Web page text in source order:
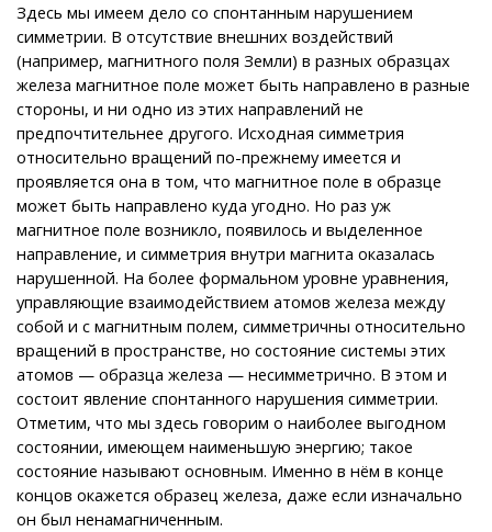
Здесь мы имеем дело со спонтанным нарушением
симметрии. В отсутствие внешних воздействий
(например, магнитного поля Земли) в разных образцах
железа магнитное поле может быть направлено в разные
стороны, и ни одно из этих направлений не
предпочтительнее другого. Исходная симметрия
относительно вращений по-прежнему имеется и
проявляется она в том, что магнитное поле в образце
может быть направлено куда угодно. Но раз уж
магнитное поле возникло, появилось и выделенное
направление, и симметрия внутри магнита оказалась
нарушенной. На более формальном уровне уравнения,
управляющие взаимодействием атомов железа между
собой и с магнитным полем, симметричны относительно
вращений в пространстве, но состояние системы этих
атомов — образца железа — несимметрично. В этом и
состоит явление спонтанного нарушения симметрии.
Отметим, что мы здесь говорим о наиболее выгодном
состоянии, имеющем наименьшую энергию; такое
состояние называют основным. Именно в нём в конце
концов окажется образец железа, даже если изначально
он был ненамагниченным.